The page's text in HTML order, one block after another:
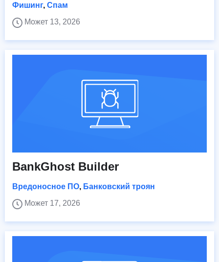
Фишинг, Спам
Может 13, 2026
BankGhost Builder
Вредоносное ПО, Банковский троян
Может 17, 2026